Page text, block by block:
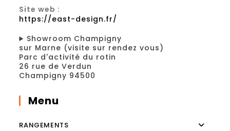
Site web :
https://east-design.fr/
Showroom Champigny
sur Marne (visite sur rendez vous)
Parc d'activité du rotin
26 rue de Verdun
Champigny 94500
Menu
RANGEMENTS